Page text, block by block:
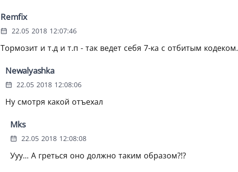
Remfix
22.05 2018 12:07:46
Тормозит и т.д и т.п - так ведет себя 7-ка с отбитым кодеком.
Newalyashka
22.05 2018 12:08:06
Ну смотря какой отъехал
Mks
22.05 2018 12:08:08
Ууу... А греться оно должно таким образом?!?